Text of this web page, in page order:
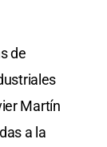
de
Martín
a la